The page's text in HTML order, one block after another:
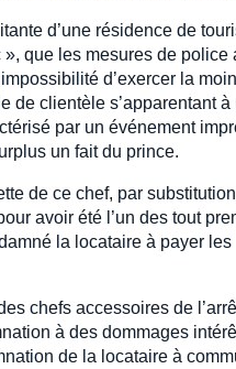
d’une résidence de
que les mesures de
d’exercer la
de clientèle s’apparentant
par un événement
un fait du prince.
de ce chef, par
avoir été l’un des tout
la locataire à payer
chefs accessoires de
à des dommages
de la locataire à